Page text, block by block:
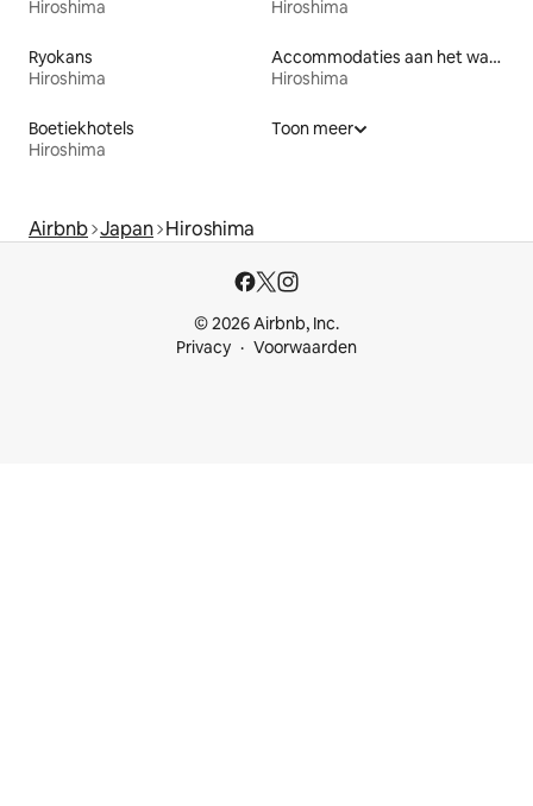
Hiroshima Hiroshima
Ryokans
Hiroshima
Accommodaties aan het water
Hiroshima
Boetiekhotels
Hiroshima
Toon meer
Airbnb Japan Hiroshima
© 2026 Airbnb, Inc.
Privacy
Voorwaarden